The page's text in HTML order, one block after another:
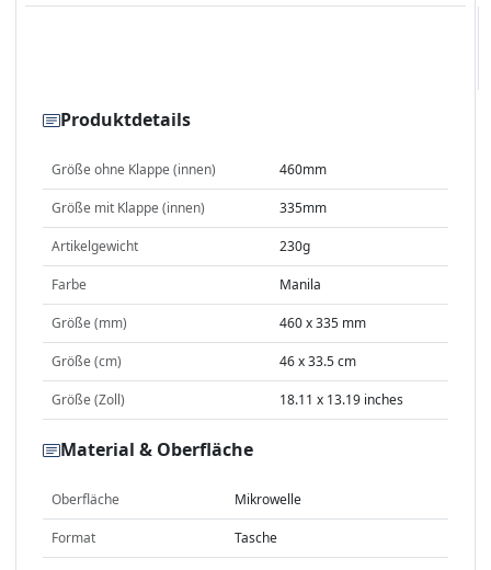
Produktdetails
Größe ohne Klappe (innen) 460mm
Größe mit Klappe (innen) 335mm
Artikelgewicht 230g
Farbe Manila
Größe (mm) 460 x 335 mm
Größe (cm) 46 x 33.5 cm
Größe (Zoll) 18.11 x 13.19 inches
Material & Oberfläche
Oberfläche Mikrowelle
Format Tasche